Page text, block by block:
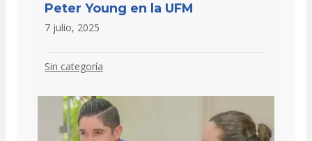
Peter Young en la UFM
7 julio, 2025
Sin categoría